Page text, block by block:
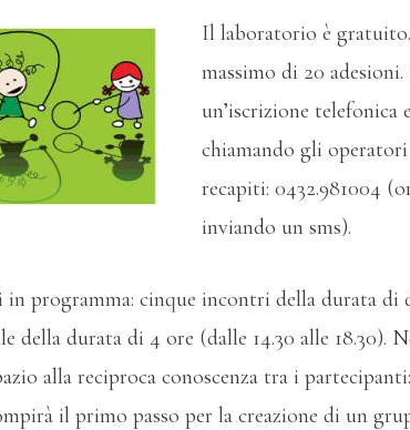
Il laboratorio è
massimo di 20
un’iscrizione telefonica
chiamando gli
recapiti: 0432.981004
inviando un sms).
programma: cinque incontri della durata di
della durata di 4 ore (dalle 14.30 alle 18.30).
alla reciproca conoscenza tra i
il primo passo per la creazione di un